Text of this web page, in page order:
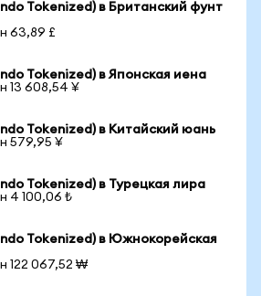
Tokenized) в Британский фунт
63,89 £
Tokenized) в Японская иена
13 608,54 ¥
Tokenized) в Китайский юань
579,95 ¥
Tokenized) в Турецкая лира
4 100,06 ₺
Tokenized) в Южнокорейская
122 067,52 ₩